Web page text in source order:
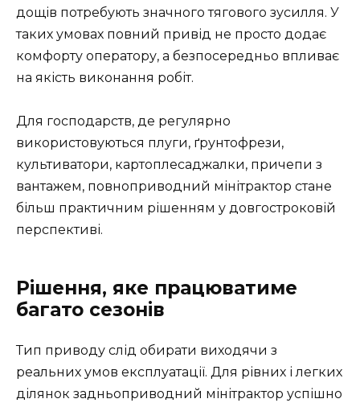
дощів потребують значного тягового зусилля. У
таких умовах повний привід не просто додає
комфорту оператору, а безпосередньо впливає
на якість виконання робіт.
Для господарств, де регулярно
використовуються плуги, ґрунтофрези,
культиватори, картоплесаджалки, причепи з
вантажем, повноприводний мінітрактор стане
більш практичним рішенням у довгостроковій
перспективі.
Рішення, яке працюватиме
багато сезонів
Тип приводу слід обирати виходячи з
реальних умов експлуатації. Для рівних і легких
ділянок задньоприводний мінітрактор успішно